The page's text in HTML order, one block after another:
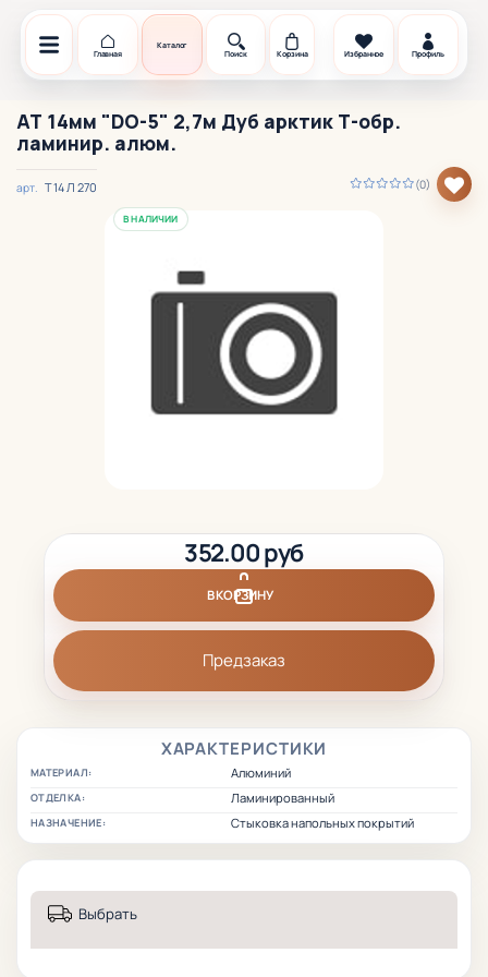
Главная
Каталог
Поиск
Корзина Избранное Профиль
АТ 14мм "DO-5" 2,7м Дуб арктик Т-обр.
ламинир. алюм.
(0)
арт. T 14 Л 270
В НАЛИЧИИ
ХАРАКТЕРИСТИКИ
МАТЕРИАЛ: Алюминий
ОТДЕЛКА: Ламинированный
НАЗНАЧЕНИЕ: Стыковка напольных покрытий
352.00 руб
В КОРЗИНУ
Предзаказ
Выбрать